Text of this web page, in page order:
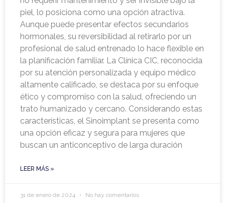
piel, lo posiciona como una opción atractiva.
Aunque puede presentar efectos secundarios
hormonales, su reversibilidad al retirarlo por un
profesional de salud entrenado lo hace flexible en
la planificación familiar. La Clínica CIC, reconocida
por su atención personalizada y equipo médico
altamente calificado, se destaca por su enfoque
ético y compromiso con la salud, ofreciendo un
trato humanizado y cercano. Considerando estas
características, el Sinoimplant se presenta como
una opción eficaz y segura para mujeres que
buscan un anticonceptivo de larga duración
LEER MÁS »
31 de enero de 2024 No hay comentarios